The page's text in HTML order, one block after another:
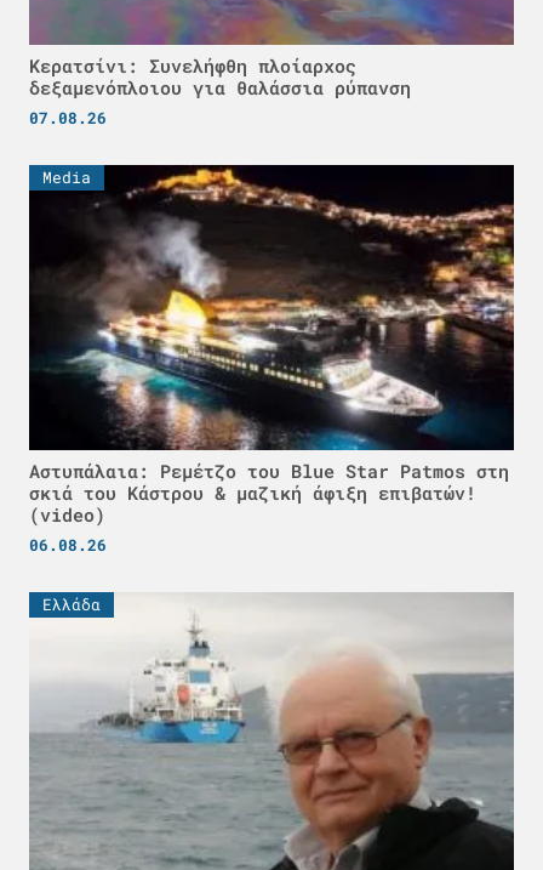
Κερατσίνι: Συνελήφθη πλοίαρχος
δεξαμενόπλοιου για θαλάσσια ρύπανση
07.08.26
Media
Αστυπάλαια: Ρεμέτζο του Blue Star Patmos στη
σκιά του Κάστρου & μαζική άφιξη επιβατών!
(video)
06.08.26
Ελλάδα